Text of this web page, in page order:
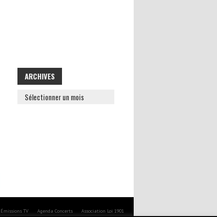
ARCHIVES
ARCHIVES
Émissions TV Agenda Concerts Association Loi 1901